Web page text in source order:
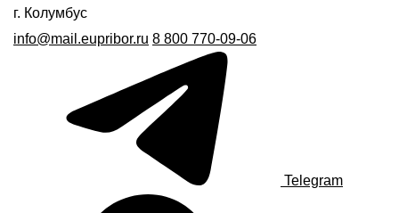
г. Колумбус
info@mail.eupribor.ru 8 800 770-09-06
Telegram